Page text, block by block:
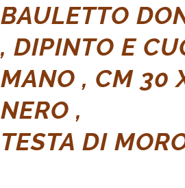
BAULETTO
, DIPINTO E
MANO , CM 30
NERO ,
TESTA DI